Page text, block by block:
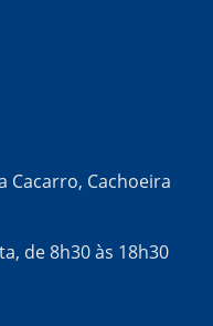
Cacarro, Cachoeira
de 8h30 às 18h30